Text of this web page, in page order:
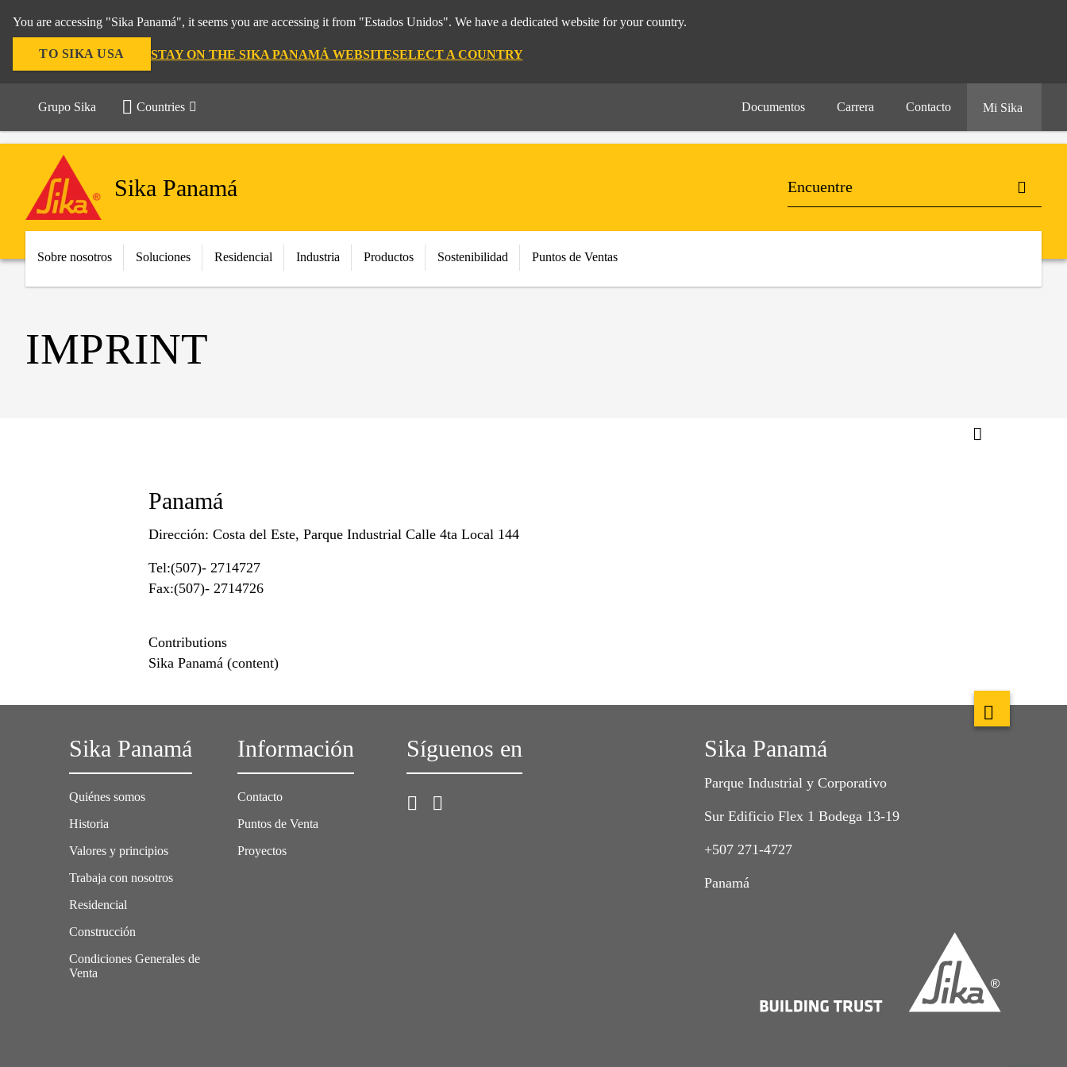
You are accessing "Sika Panamá", it seems you are accessing it from "Estados Unidos". We have a dedicated website for your country.
TO SIKA USA STAY ON THE SIKA PANAMÁ WEBSITESELECT A COUNTRY
Grupo Sika Countries Documentos Carrera Contacto Mi Sika
Sika Panamá
Sobre nosotros Soluciones Residencial Industria Productos Sostenibilidad Puntos de Ventas
IMPRINT
Panamá
Dirección: Costa del Este, Parque Industrial Calle 4ta Local 144
Tel:(507)- 2714727
Fax:(507)- 2714726
Contributions
Sika Panamá (content)
Sika Panamá
Quiénes somos
Historia
Valores y principios
Trabaja con nosotros
Residencial
Construcción
Condiciones Generales de
Venta
Información
Contacto
Puntos de Venta
Proyectos
Síguenos en Sika Panamá
Parque Industrial y Corporativo
Sur Edificio Flex 1 Bodega 13-19
+507 271-4727
Panamá